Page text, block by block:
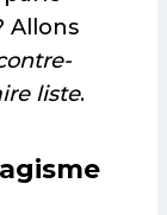
Allons
liste.